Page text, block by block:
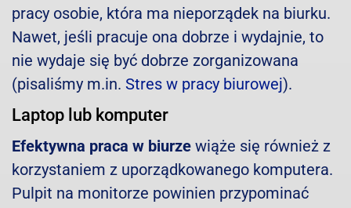
pracy osobie, która ma nieporządek na biurku.
Nawet, jeśli pracuje ona dobrze i wydajnie, to
nie wydaje się być dobrze zorganizowana
(pisaliśmy m.in. Stres w pracy biurowej).
Laptop lub komputer
Efektywna praca w biurze wiąże się również z
korzystaniem z uporządkowanego komputera.
Pulpit na monitorze powinien przypominać